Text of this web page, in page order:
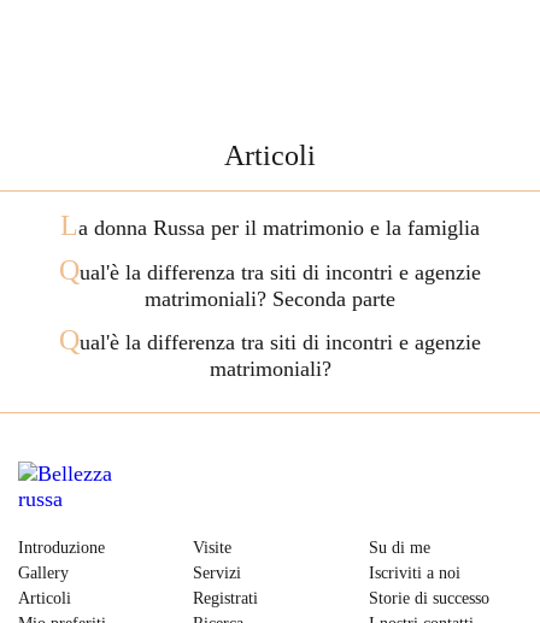
Articoli
La donna Russa per il matrimonio e la famiglia
Qual'è la differenza tra siti di incontri e agenzie
matrimoniali? Seconda parte
Qual'è la differenza tra siti di incontri e agenzie
matrimoniali?
Introduzione
Gallery
Articoli
Visite
Servizi
Registrati
Su di me
Iscriviti a noi
Storie di successo